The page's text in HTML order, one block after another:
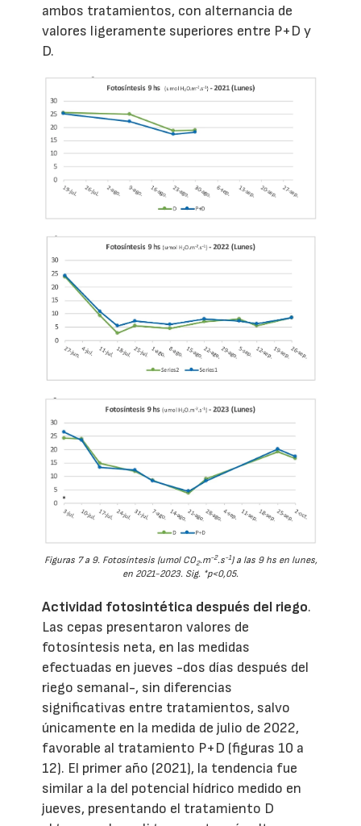
ambos tratamientos, con alternancia de
valores ligeramente superiores entre P+D y
D.
Figuras 7 a 9. Fotosíntesis (umol CO2.m-2.s-1) a las 9 hs en lunes,
en 2021-2023. Sig. *p<0,05.
Actividad fotosintética después del riego.
Las cepas presentaron valores de
fotosíntesis neta, en las medidas
efectuadas en jueves -dos días después del
riego semanal-, sin diferencias
significativas entre tratamientos, salvo
únicamente en la medida de julio de 2022,
favorable al tratamiento P+D (figuras 10 a
12). El primer año (2021), la tendencia fue
similar a la del potencial hídrico medido en
jueves, presentando el tratamiento D